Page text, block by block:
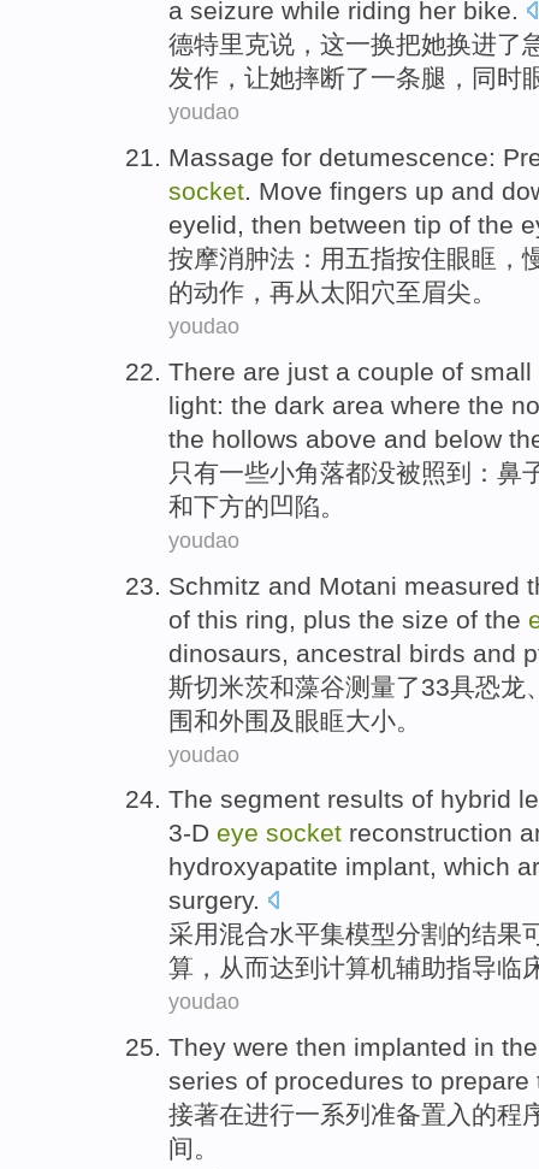
a seizure while riding her bike.
德特里克说 ， 这一换把她换进了
发作，让她摔断了一条腿 ，同时
youdao
Massage for detumescence:
socket. Move fingers up and
eyelid, then between tip of the
按摩消肿法： 用五指按住眼眶 ，
的动作， 再从太阳穴至眉尖。
youdao
There are just a couple of small
light: the dark area where the
the hollows above and below
只有一些小角落都没被照到： 鼻
和下方的凹陷。
youdao
Schmitz and Motani measured
of this ring , plus the size of the
dinosaurs
ancestral birds and
斯切米茨和藻谷测量了33具恐龙
围和外围 及 眼眶大小。
youdao
The segment results of hybrid
3-D eye socket reconstruction
hydroxyapatite implant, which
surgery.
采用混合水平集模型分割 的结果
算 ， 从而达到 计算机辅助指导临
youdao
They were then implanted in
series of procedures to prepare
接著在进行一系列 准备置入 的程
间。